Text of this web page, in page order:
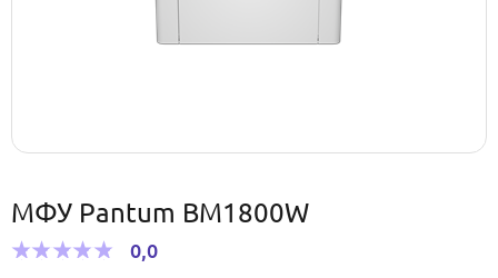
МФУ Pantum BM1800W
0,0